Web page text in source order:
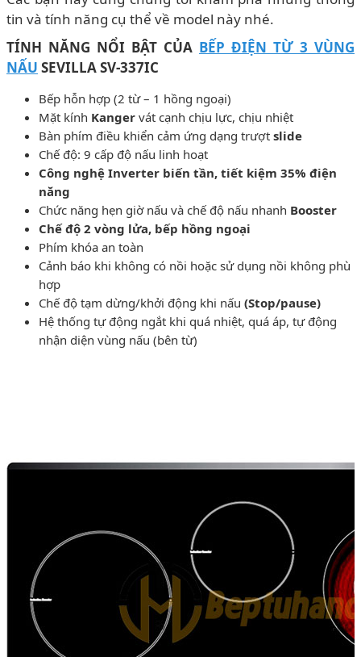
tin và tính năng cụ thể về model này nhé.
TÍNH NĂNG NỔI BẬT CỦA BẾP ĐIỆN TỪ 3 VÙNG
NẤU SEVILLA SV-337IC
Bếp hỗn hợp (2 từ – 1 hồng ngoại)
Mặt kính Kanger vát cạnh chịu lực, chịu nhiệt
Bàn phím điều khiển cảm ứng dạng trượt slide
Chế độ: 9 cấp độ nấu linh hoạt
Công nghệ Inverter biến tần, tiết kiệm 35% điện
năng
Chức năng hẹn giờ nấu và chế độ nấu nhanh Booster
Chế độ 2 vòng lửa, bếp hồng ngoại
Phím khóa an toàn
Cảnh báo khi không có nồi hoặc sử dụng nồi không phù
hợp
Chế độ tạm dừng/khởi động khi nấu (Stop/pause)
Hệ thống tự động ngắt khi quá nhiệt, quá áp, tự động
nhận diện vùng nấu (bên từ)